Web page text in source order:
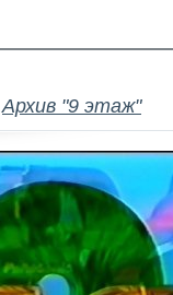
Архив "9 этаж"